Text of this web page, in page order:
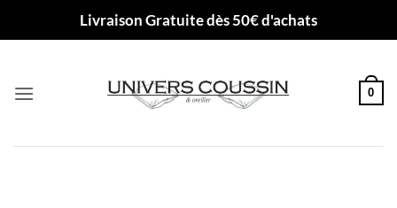
Livraison Gratuite dès 50€ d'achats
0